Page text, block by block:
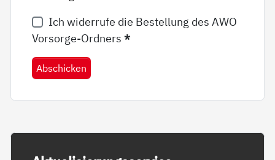
Ich widerrufe die Bestellung des AWO
Vorsorge-Ordners*
Abschicken